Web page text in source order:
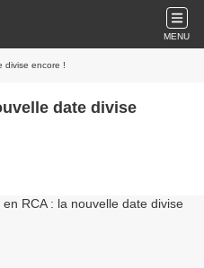
MENU
divise encore !
date divise